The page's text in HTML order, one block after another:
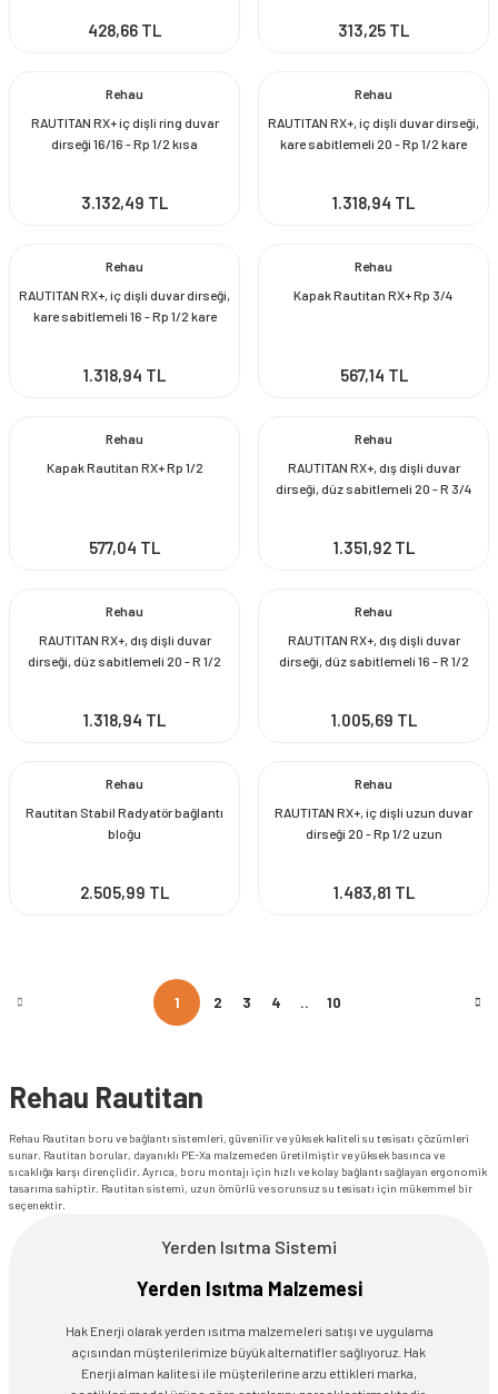
428,66 TL 313,25 TL
Rehau
RAUTITAN RX+ iç dişli ring duvar
dirseği 16/16 - Rp 1/2 kısa
3.132,49 TL
Rehau
RAUTITAN RX+, iç dişli duvar dirseği,
kare sabitlemeli 20 - Rp 1/2 kare
1.318,94 TL
Rehau
RAUTITAN RX+, iç dişli duvar dirseği,
kare sabitlemeli 16 - Rp 1/2 kare
1.318,94 TL
Rehau
Kapak Rautitan RX+ Rp 3/4
567,14 TL
Rehau
Kapak Rautitan RX+ Rp 1/2
577,04 TL
Rehau
RAUTITAN RX+, dış dişli duvar
dirseği, düz sabitlemeli 20 - R 3/4
1.351,92 TL
Rehau
RAUTITAN RX+, dış dişli duvar
dirseği, düz sabitlemeli 20 - R 1/2
1.318,94 TL
Rehau
RAUTITAN RX+, dış dişli duvar
dirseği, düz sabitlemeli 16 - R 1/2
1.005,69 TL
Rehau
Rautitan Stabil Radyatör bağlantı
bloğu
2.505,99 TL
Rehau
RAUTITAN RX+, iç dişli uzun duvar
dirseği 20 - Rp 1/2 uzun
1.483,81 TL
1 2 3 4 .. 10
Rehau Rautitan
Rehau Rautitan boru ve bağlantı sistemleri, güvenilir ve yüksek kaliteli su tesisatı çözümleri
sunar. Rautitan borular, dayanıklı PE-Xa malzemeden üretilmiştir ve yüksek basınca ve
sıcaklığa karşı dirençlidir. Ayrıca, boru montajı için hızlı ve kolay bağlantı sağlayan ergonomik
tasarıma sahiptir. Rautitan sistemi, uzun ömürlü ve sorunsuz su tesisatı için mükemmel bir
seçenektir.
Yerden Isıtma Sistemi
Yerden Isıtma Malzemesi
Hak Enerji olarak yerden ısıtma malzemeleri satışı ve uygulama
açısından müşterilerimize büyük alternatifler sağlıyoruz. Hak
Enerji alman kalitesi ile müşterilerine arzu ettikleri marka,